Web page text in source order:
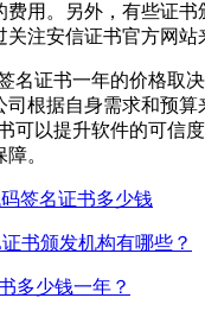
费用。另外，有些证
关注安信证书官方网
名证书一年的价格取
司根据自身需求和预
可以提升软件的可信
。
签名证书多少钱
书颁发机构有哪些？
多少钱一年？